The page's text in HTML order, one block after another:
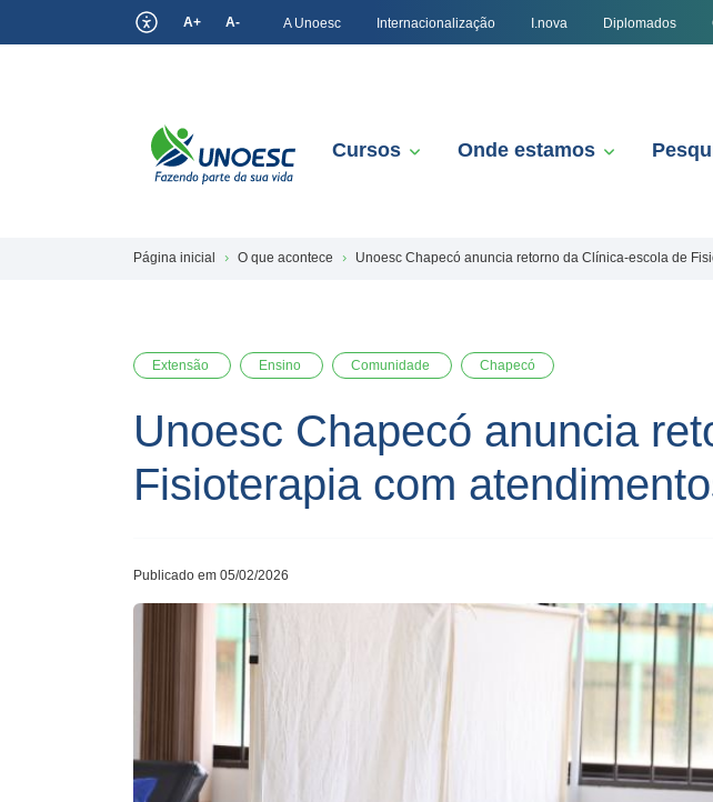
A+ A- A Unoesc Internacionalização I.nova Diplomados
Cursos Onde estamos
Página inicial O que acontece Unoesc Chapecó anuncia retorno da Clínica-escola de
Extensão Ensino Comunidade Chapecó
Unoesc Chapecó anuncia
Fisioterapia com
Publicado em 05/02/2026